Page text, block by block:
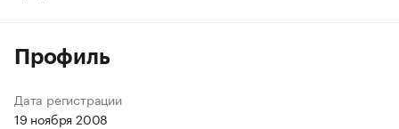
Профиль
Дата регистрации
19 ноября 2008